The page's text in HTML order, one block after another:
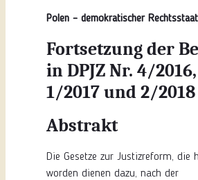
Polen – demokratischer
Fortsetzung der
in DPJZ Nr. 4/
1/2017 und 2/2018
Abstrakt
Die Gesetze zur Justizreform, die
worden dienen dazu, nach der